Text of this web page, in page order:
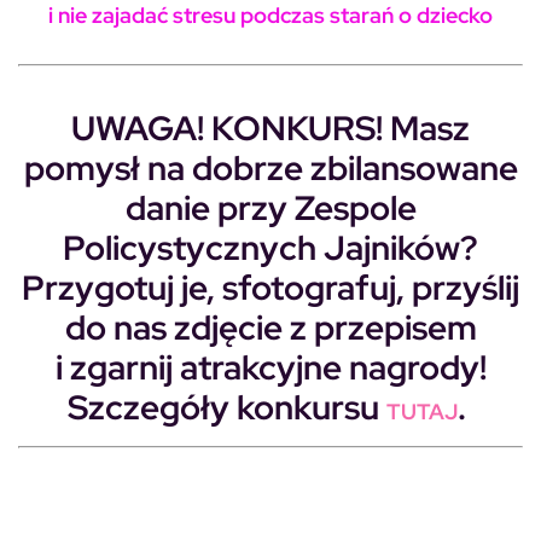
i nie zajadać stresu podczas starań o dziecko
UWAGA! KONKURS! Masz
pomysł na dobrze zbilansowane
danie przy Zespole
Policystycznych Jajników?
Przygotuj je, sfotografuj, przyślij
do nas zdjęcie z przepisem
i zgarnij atrakcyjne nagrody!
Szczegóły konkursu TUTAJ.